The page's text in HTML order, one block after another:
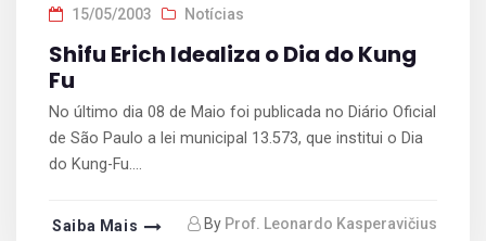
15/05/2003 Notícias
Shifu Erich Idealiza o Dia do Kung
Fu
No último dia 08 de Maio foi publicada no Diário Oficial
de São Paulo a lei municipal 13.573, que institui o Dia
do Kung-Fu....
Saiba Mais By Prof. Leonardo Kasperavičius